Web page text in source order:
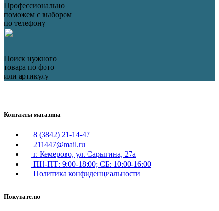
Профессионально
поможем с выбором
по телефону
Поиск нужного
товара по фото
или артикулу
Контакты магазина
8 (3842) 21-14-47
211447@mail.ru
г. Кемерово, ул. Сарыгина, 27а
ПН-ПТ: 9:00-18:00; СБ: 10:00-16:00
Политика конфиденциальности
Покупателю